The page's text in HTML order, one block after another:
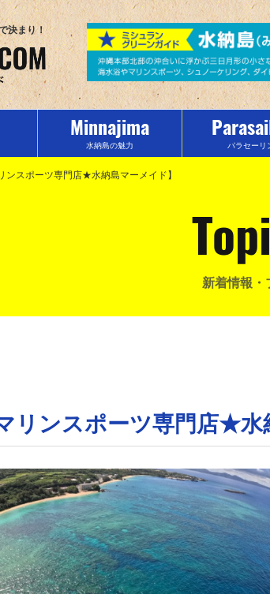
決まり！
Minnajima
水納島の魅力 パラセーリ
ンスポーツ専門店★水納島マーメイド】
新着情報・
リンスポーツ専門店★水